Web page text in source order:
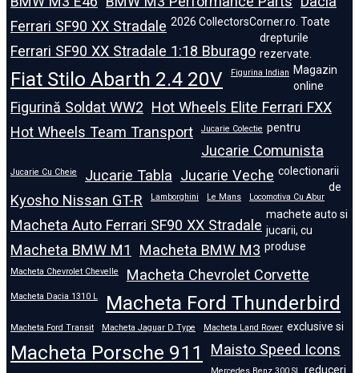
Ferrari SF90 XX Stradale
Ferrari SF90 XX Stradale 1:18 Bburago
Fiat Stilo Abarth 2.4 20V Figurina Indian
Figurină Soldat WW2 Hot Wheels Elite Ferrari FXX
Hot Wheels Team Transport
Jucarie Colectie
Jucarie Comunista
Jucarie Cu Cheie Jucarie Tabla Jucarie Veche
Kyosho Nissan GT-R
Lamborghini Le Mans Locomotiva Cu Abur
Macheta Auto Ferrari SF90 XX Stradale
Macheta BMW M1
Macheta BMW M3
Macheta Chevrolet Chevelle Macheta Chevrolet Corvette
Macheta Dacia 1310 L Macheta Ford Thunderbird
Macheta Ford Transit Macheta Jaguar D Type Macheta Land Rover
Macheta Porsche 911 Maisto Speed Icons
Mercedes Benz 300 SL
2026 CollectorsCorner.ro. Toate
drepturile
rezervate.
Magazin
online
pentru
colectionarii
de
machete auto si
jucarii, cu
produse
exclusive si
reduceri